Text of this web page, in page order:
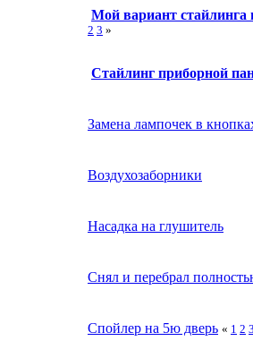
Мой вариант стайлинга
2 3 »
Стайлинг приборной
Замена лампочек в
Воздухозаборники
Насадка на глушитель
Снял и перебрал
Спойлер на 5ю дверь « 1 2 3